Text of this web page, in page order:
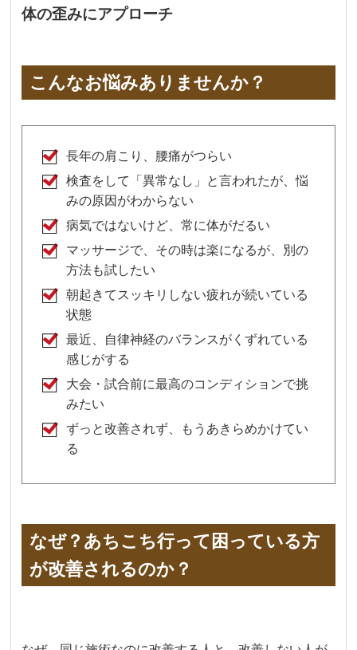
体の歪みにアプローチ
こんなお悩みありませんか？
長年の肩こり、腰痛がつらい
検査をして「異常なし」と言われたが、悩
みの原因がわからない
病気ではないけど、常に体がだるい
マッサージで、その時は楽になるが、別の
方法も試したい
朝起きてスッキリしない疲れが続いている
状態
最近、自律神経のバランスがくずれている
感じがする
大会・試合前に最高のコンディションで挑
みたい
ずっと改善されず、もうあきらめかけてい
る
なぜ？あちこち行って困っている方
が改善されるのか？